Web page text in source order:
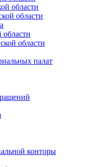
области
области
области
палат
конторы